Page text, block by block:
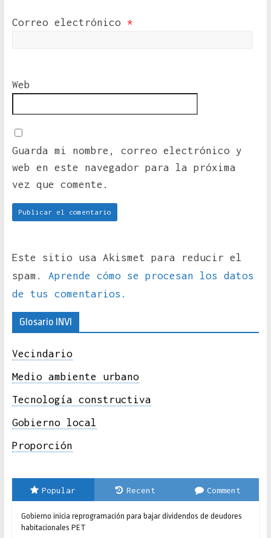
Correo electrónico *
Web
Guarda mi nombre, correo electrónico y
web en este navegador para la próxima
vez que comente.
Este sitio usa Akismet para reducir el
spam. Aprende cómo se procesan los datos
de tus comentarios.
Glosario INVI
Vecindario
Medio ambiente urbano
Tecnología constructiva
Gobierno local
Proporción
Popular Recent Comment
Gobierno inicia reprogramación para bajar dividendos de deudores
habitacionales PET